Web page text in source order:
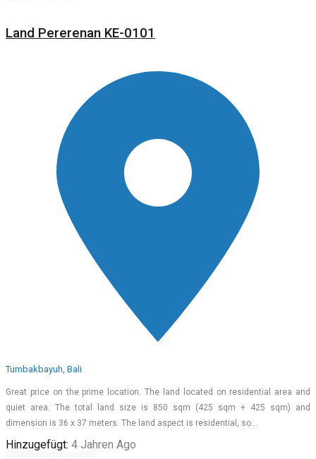
Land Pererenan KE-0101
Tumbakbayuh, Bali
Great price on the prime location. The land located on residential area and
quiet area. The total land size is 850 sqm (425 sqm + 425 sqm) and
dimension is 36 x 37 meters. The land aspect is residential, so…
Hinzugefügt: 4 Jahren Ago